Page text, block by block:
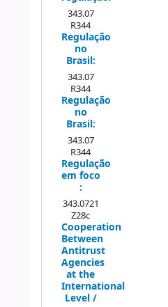
343.07
R344
Regulação
no
Brasil:
343.07
R344
Regulação
no
Brasil:
343.07
R344
Regulação
em foco
:
343.0721
Z28c
Cooperation
Between
Antitrust
Agencies
at the
International
Level /